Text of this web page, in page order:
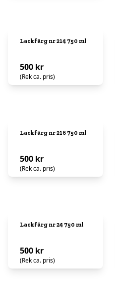
Lackfärg nr 214 750 ml
500 kr
(Rek ca. pris)
Lackfärg nr 216 750 ml
500 kr
(Rek ca. pris)
Lackfärg nr 24 750 ml
500 kr
(Rek ca. pris)